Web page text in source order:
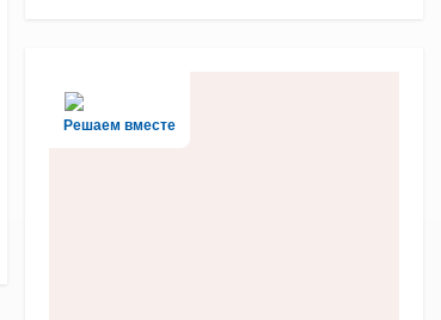
Решаем вместе